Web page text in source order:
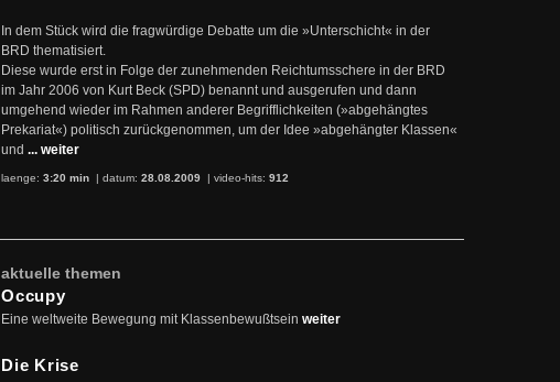
In dem Stück wird die fragwürdige Debatte um die »Unterschicht« in der
BRD thematisiert.
Diese wurde erst in Folge der zunehmenden Reichtumsschere in der BRD
im Jahr 2006 von Kurt Beck (SPD) benannt und ausgerufen und dann
umgehend wieder im Rahmen anderer Begrifflichkeiten (»abgehängtes
Prekariat«) politisch zurückgenommen, um der Idee »abgehängter Klassen«
und ... weiter
laenge: 3:20 min | datum: 28.08.2009 | video-hits: 912
aktuelle themen
Occupy
Eine weltweite Bewegung mit Klassenbewußtsein weiter
Die Krise